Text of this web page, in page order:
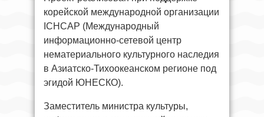
корейской международной организации
ICHCAP (Международный
информационно-сетевой центр
нематериального культурного наследия
в Азиатско-Тихоокеанском регионе под
эгидой ЮНЕСКО).
Заместитель министра культуры,